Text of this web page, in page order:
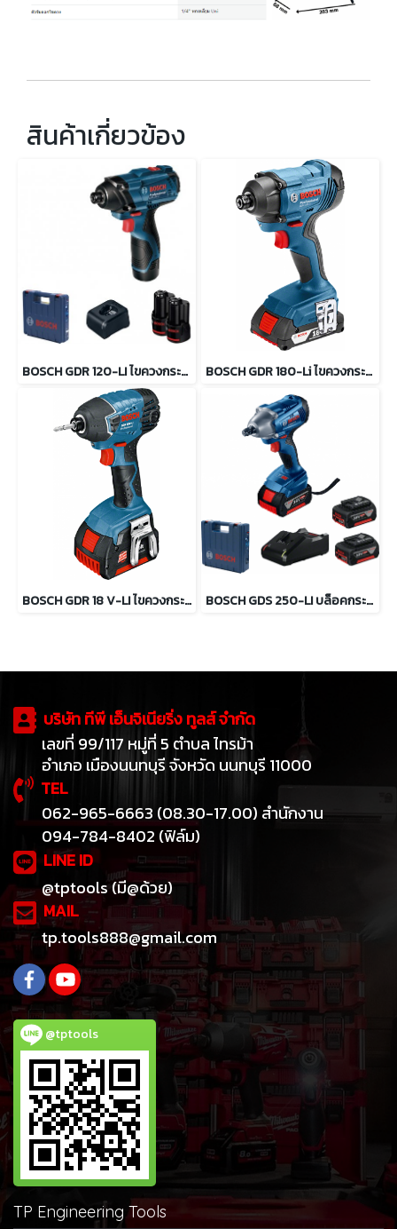
สินค้าเกี่ยวข้อง
BOSCH GDR 120-LI ไขควงกระแทกไร้สาย 12 โวลต์ BOSCH GDR 180-Li ไขควงกระแทกไร้สาย 18 โวลต์
BOSCH GDR 18 V-LI ไขควงกระแทกไร้สาย 18 โวลต์ BOSCH GDS 250-LI บล็อคกระแทกไร้สาย 1/2นิ้ว 18 โวลต์
บริษัท ทีพี เอ็นจิเนียริ่ง ทูลส์ จำกัด
เลขที่ 99/117 หมู่ที่ 5 ตำบล ไทรม้า
อำเภอ เมืองนนทบุรี จังหวัด นนทบุรี 11000
TEL
062-965-6663 (08.30-17.00) สำนักงาน
094-784-8402 (ฟิล์ม)
LINE ID
@tptools (มี@ด้วย)
MAIL
tp.tools888@gmail.com
@tptools
TP Engineering Tools